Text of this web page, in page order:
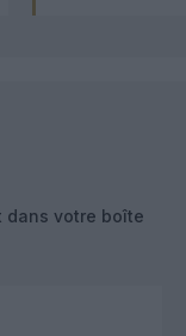
dans votre boîte